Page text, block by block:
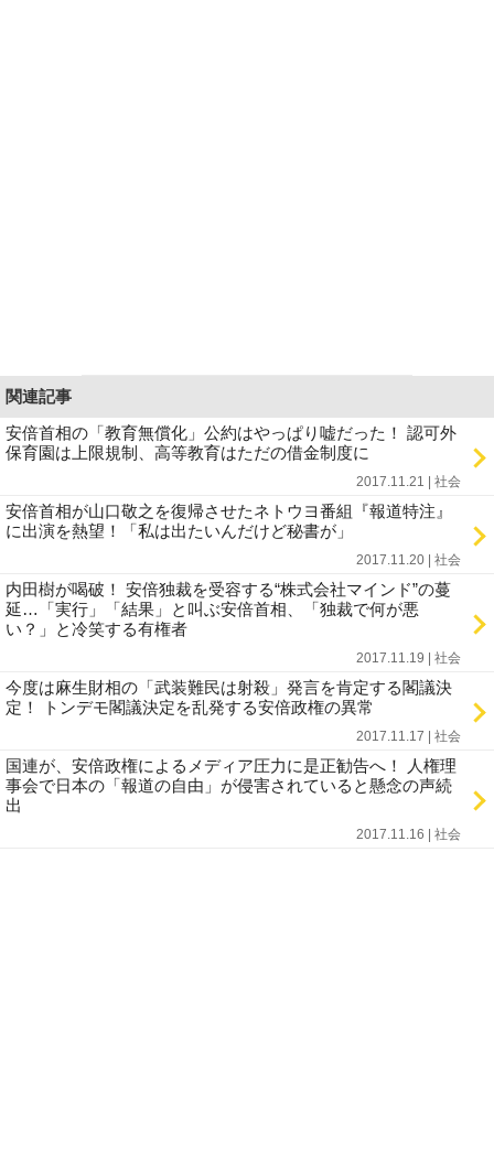
関連記事
安倍首相の「教育無償化」公約はやっぱり嘘だった！ 認可外
保育園は上限規制、高等教育はただの借金制度に
2017.11.21 | 社会
安倍首相が山口敬之を復帰させたネトウヨ番組『報道特注』
に出演を熱望！「私は出たいんだけど秘書が」
2017.11.20 | 社会
内田樹が喝破！ 安倍独裁を受容する“株式会社マインド”の蔓
延…「実行」「結果」と叫ぶ安倍首相、「独裁で何が悪
い？」と冷笑する有権者
2017.11.19 | 社会
今度は麻生財相の「武装難民は射殺」発言を肯定する閣議決
定！ トンデモ閣議決定を乱発する安倍政権の異常
2017.11.17 | 社会
国連が、安倍政権によるメディア圧力に是正勧告へ！ 人権理
事会で日本の「報道の自由」が侵害されていると懸念の声続
出
2017.11.16 | 社会